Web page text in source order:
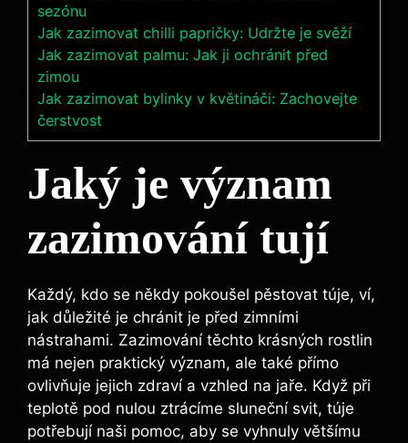
sezónu
Jak zazimovat chilli papričky: Udržte je svěží
Jak zazimovat palmu: Jak ji ochránit před
zimou
Jak zazimovat bylinky v květináči: Zachovejte
čerstvost
Jaký je význam
zazimování tují
Každý, kdo se někdy pokoušel pěstovat túje, ví,
jak důležité je chránit je před zimními
nástrahami. Zazimování těchto krásných rostlin
má nejen praktický význam, ale také přímo
ovlivňuje jejich zdraví a vzhled na jaře. Když při
teplotě pod nulou ztrácíme sluneční svit, túje
potřebují naši pomoc, aby se vyhnuly většímu